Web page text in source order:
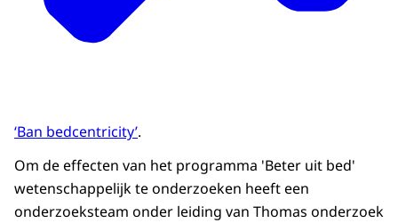
‘Ban bedcentricity’.
Om de effecten van het programma 'Beter uit bed'
wetenschappelijk te onderzoeken heeft een
onderzoeksteam onder leiding van Thomas onderzoek